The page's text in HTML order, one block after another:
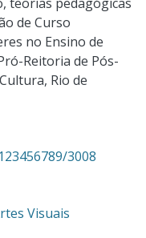
de Curso
no Ensino de
Reitoria de Pós-
Rio de
3008
Visuais